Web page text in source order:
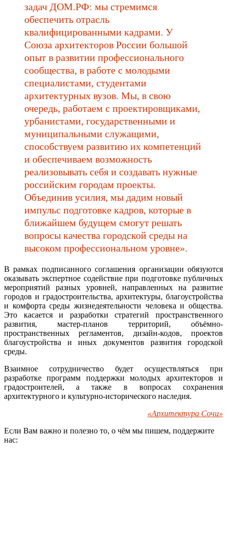
задач ДОМ.РФ: мы стремимся
обеспечить отрасль
квалифицированными кадрами. У
Союза архитекторов России большой
опыт в развитии профессионального
сообщества, в работе с молодыми
специалистами, студентами
архитектурных вузов. Мы, в свою
очередь, работаем с проектировщиками,
урбанистами, государственными и
муниципальными служащими,
способствуем развитию их компетенций
и обеспечиваем возможность
реализовывать себя и создавать нужные
российским городам проекты.
Объединив усилия, мы дадим новый
импульс подготовке кадров, которые в
ближайшем будущем смогут решать
вопросы качества городской среды на
высоком профессиональном уровне».
В рамках подписанного соглашения организации обязуются
оказывать экспертное содействие при подготовке публичных
мероприятий разных уровней, направленных на развитие
городов и градостроительства, архитектуры, благоустройства
и комфорта среды жизнедеятельности человека и общества.
Это касается и разработки стратегий пространственного
развития, мастер-планов территорий, объёмно-
пространственных регламентов, дизайн-кодов, проектов
благоустройства и иных документов развития городской
среды.
Взаимное сотрудничество будет осуществляться при
разработке программ поддержки молодых архитекторов и
градостроителей, а также в вопросах сохранения
архитектурного и культурно-исторического наследия.
«Архитектура Сочи»
Если Вам важно и полезно то, о чём мы пишем, поддержите
нас: